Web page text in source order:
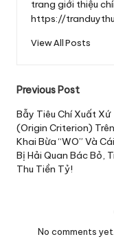
trang giới thiệu
https://
View All Posts
Post
navigation
Previous Post
Bẫy Tiêu Chí Xuất Xứ
(Origin Criterion)
Khai Bừa “WO” Và
Bị Hải Quan Bác Bỏ,
Thu Tiền Tỷ!
No comments